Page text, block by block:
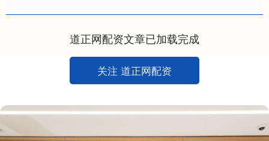
香味。大家听说这些肉是司令员....
道正网配资文章已加载完成
关注 道正网配资